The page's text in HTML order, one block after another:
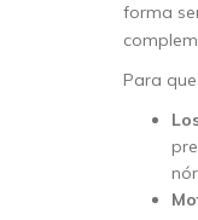
forma
Para